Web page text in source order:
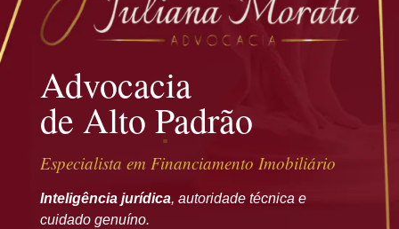
Advocacia
de Alto Padrão
Especialista em Financiamento Imobiliário
Inteligência jurídica, autoridade técnica e
cuidado genuíno.